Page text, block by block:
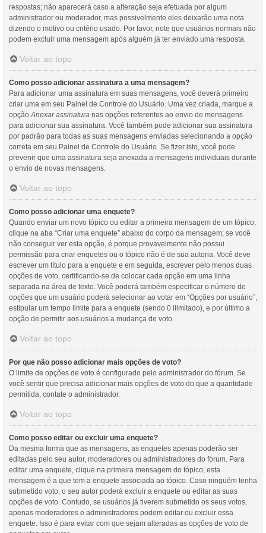
respostas; não aparecerá caso a alteração seja efetuada por algum
administrador ou moderador, mas possivelmente eles deixarão uma nota
dizendo o motivo ou critério usado. Por favor, note que usuários normais não
podem excluir uma mensagem após alguém já ter enviado uma resposta.
Voltar ao topo
Como posso adicionar assinatura a uma mensagem?
Para adicionar uma assinatura em suas mensagens, você deverá primeiro
criar uma em seu Painel de Controle do Usuário. Uma vez criada, marque a
opçãoAnexar assinatura nas opções referentes ao envio de mensagens
para adicionar sua assinatura. Você também pode adicionar sua assinatura
por padrão para todas as suas mensagens enviadas selecionando a opção
correta em seu Painel de Controle do Usuário. Se fizer isto, você pode
prevenir que uma assinatura seja anexada a mensagens individuais durante
o envio de novas mensagens.
Voltar ao topo
Como posso adicionar uma enquete?
Quando enviar um novo tópico ou editar a primeira mensagem de um tópico,
clique na aba “Criar uma enquete” abaixo do corpo da mensagem; se você
não conseguir ver esta opção, é porque provavelmente não possui
permissão para criar enquetes ou o tópico não é de sua autoria. Você deve
escrever um título para a enquete e em seguida, escrever pelo menos duas
opções de voto, certificando-se de colocar cada opção em uma linha
separada na área de texto. Você poderá também especificar o número de
opções que um usuário poderá selecionar ao votar em “Opções por usuário”,
estipular um tempo limite para a enquete (sendo 0 ilimitado), e por último a
opção de permitir aos usuários a mudança de voto.
Voltar ao topo
Por que não posso adicionar mais opções de voto?
O limite de opções de voto é configurado pelo administrador do fórum. Se
você sentir que precisa adicionar mais opções de voto do que a quantidade
permitida, contate o administrador.
Voltar ao topo
Como posso editar ou excluir uma enquete?
Da mesma forma que as mensagens, as enquetes apenas poderão ser
editadas pelo seu autor, moderadores ou administradores do fórum. Para
editar uma enquete, clique na primeira mensagem do tópico; esta
mensagem é a que tem a enquete associada ao tópico. Caso ninguém tenha
submetido voto, o seu autor poderá excluir a enquete ou editar as suas
opções de voto. Contudo, se usuários já tiverem submetido os seus votos,
apenas moderadores e administradores podem editar ou excluir essa
enquete. Isso é para evitar com que sejam alteradas as opções de voto de